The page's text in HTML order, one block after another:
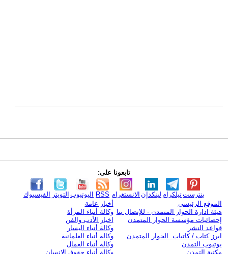
تابعونا على:
الفيسبوك التويتر اليوتيوب RSS الانستغرام لينكدإن تيلكرامبنترست
الموقع الرئيسي
هيئة ادارة الحوار المتمدن - للإتصال بنا
إحصائيات مؤسسة الحوار المتمدن
قواعد النشر
ابرز كتاب / كاتبات الحوار المتمدن
يوتيوب التمدن
مكتبة التمدن
أخبار عامة
وكالة أنباء المرأة
اخبار الأدب والفن
وكالة أنباء اليسار
وكالة أنباء العلمانية
وكالة أنباء العمال
وكالة أنباء حقوق الإنسان